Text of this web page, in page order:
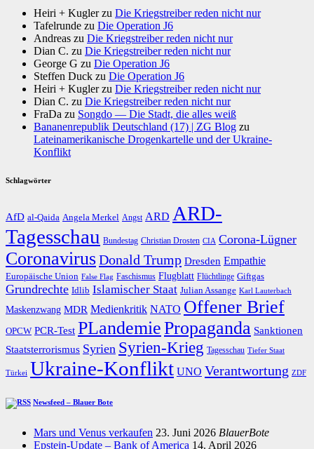
Heiri + Kuglerzu Die Kriegstreiber reden nicht nur
Tafelrunde zu Die Operation J6
Andreas zu Die Kriegstreiber reden nicht nur
Dian C. zu Die Kriegstreiber reden nicht nur
George G zu Die Operation J6
Steffen Duck zu Die Operation J6
Heiri + Kuglerzu Die Kriegstreiber reden nicht nur
Dian C. zu Die Kriegstreiber reden nicht nur
FraDa zu Songdo — Die Stadt, die alles weiß
Bananenrepublik Deutschland (17) | ZG Blog zu
Lateinamerikanische Drogenkartelle und der Ukraine-
Konflikt
Schlagwörter
AfD al-Qaida Angela Merkel Angst ARD ARD-
Tagesschau Bundestag Christian Drosten CIA Corona-Lügner
CoronavirusDonald Trump Dresden Empathie
Europäische Union False Flag Faschismus Flugblatt Flüchtlinge Giftgas
Grundrechte Idlib Islamischer Staat Julian Assange Karl Lauterbach
Maskenzwang MDR Medienkritik NATO Offener Brief
OPCW PCR-Test PLandemiePropaganda Sanktionen
Staatsterrorismus Syrien Syrien-Krieg Tagesschau Tiefer Staat
Türkei Ukraine-Konflikt UNO Verantwortung ZDF
Newsfeed – Blauer Bote
Mars und Venus verkaufen 23. Juni 2026 BlauerBote
Epstein-Update – Bank of America 14. April 2026